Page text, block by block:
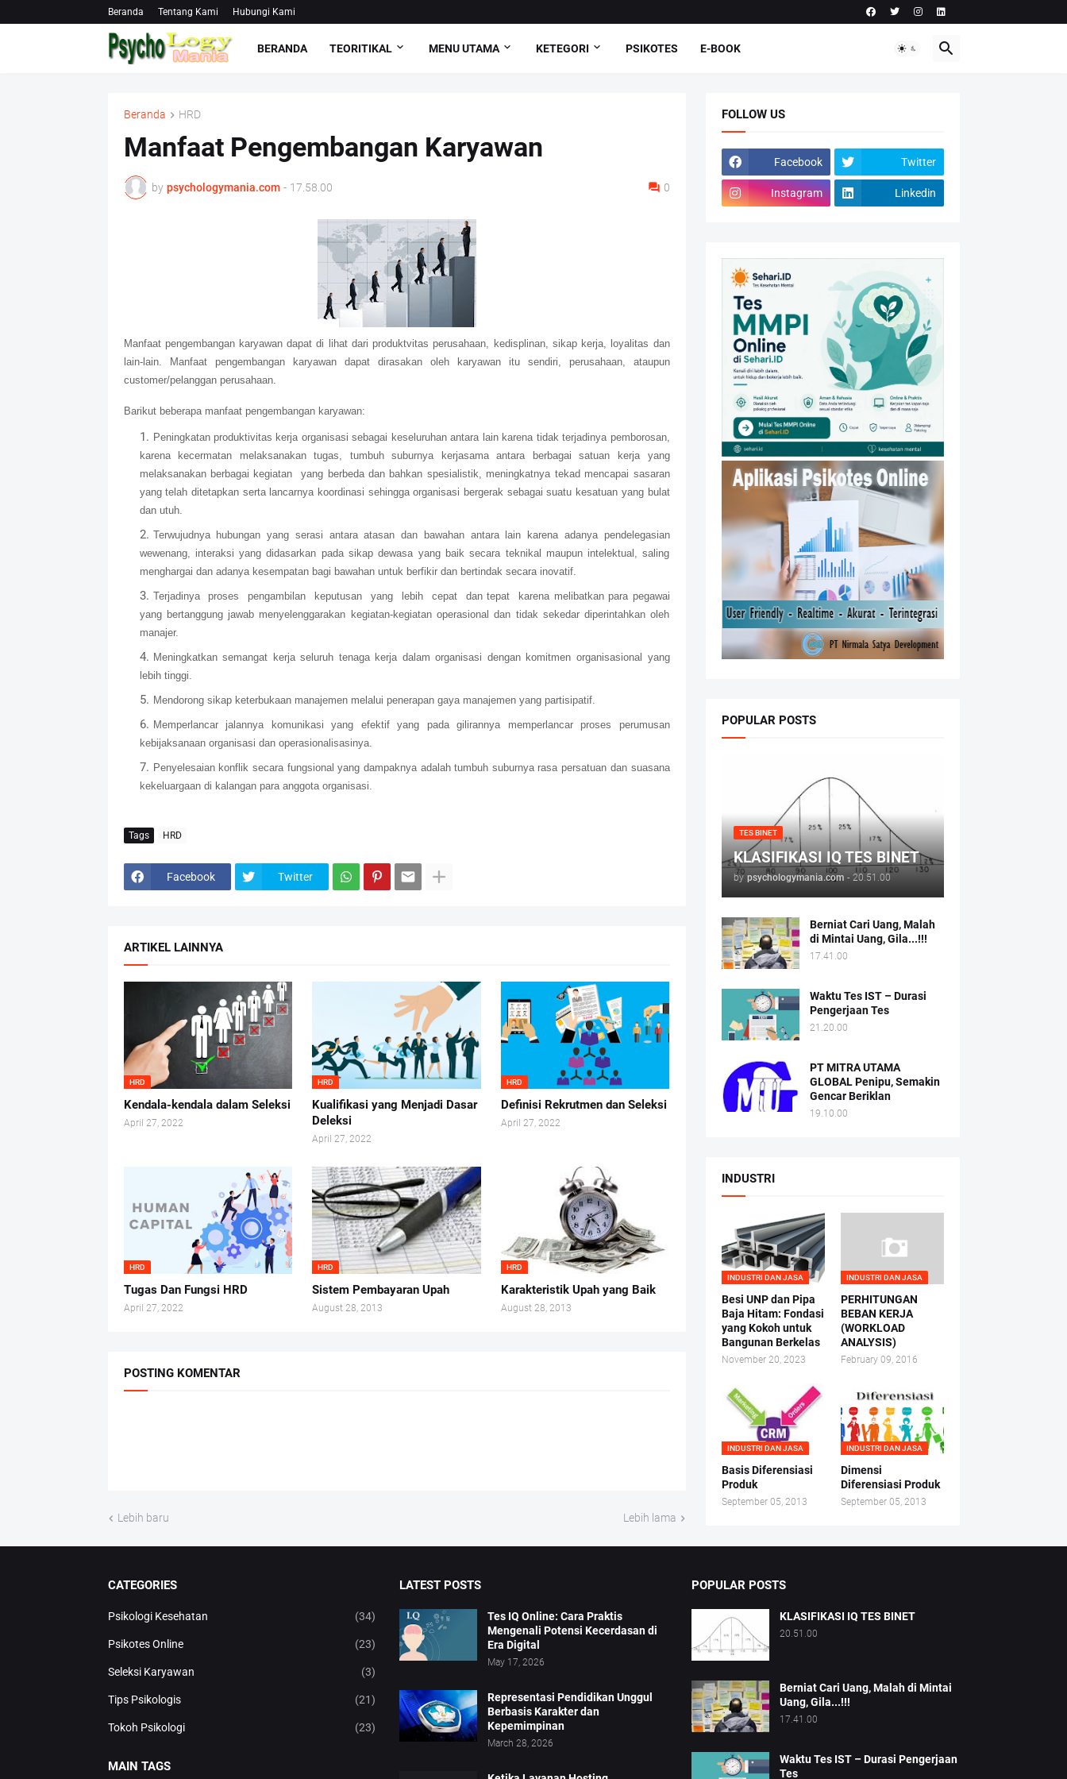
Beranda Tentang Kami Hubungi Kami
BERANDA TEORITIKAL MENU UTAMA KETEGORI PSIKOTES E-BOOK
Beranda HRD
Manfaat Pengembangan Karyawan
by psychologymania.com - 17.58.00 0
Manfaat pengembangan karyawan dapat di lihat dari produktvitas perusahaan, kedisplinan, sikap kerja, loyalitas dan
lain-lain. Manfaat pengembangan karyawan dapat dirasakan oleh karyawan itu sendiri, perusahaan, ataupun
customer/pelanggan perusahaan.
Barikut beberapa manfaat pengembangan karyawan:
Peningkatan produktivitas kerja organisasi sebagai keseluruhan antara lain karena tidak terjadinya pemborosan,
karena kecermatan melaksanakan tugas, tumbuh suburnya kerjasama antara berbagai satuan kerja yang
melaksanakan berbagai kegiatan
yang berbeda dan bahkan spesialistik, meningkatnya tekad mencapai sasaran
yang telah ditetapkan serta lancarnya koordinasi sehingga organisasi bergerak sebagai suatu kesatuan yang bulat
dan utuh.
Terwujudnya hubungan yang serasi antara atasan dan bawahan antara lain karena adanya pendelegasian
wewenang, interaksi yang didasarkan pada sikap dewasa yang baik secara teknikal maupun intelektual, saling
menghargai dan adanya kesempatan bagi bawahan untuk berfikir dan bertindak secara inovatif.
Terjadinya proses pengambilan keputusan yang lebih cepat dan tepat
karena melibatkan para pegawai
yang bertanggung jawab menyelenggarakan kegiatan-kegiatan operasional dan tidak sekedar diperintahkan oleh
manajer.
Meningkatkan semangat kerja seluruh tenaga kerja dalam organisasi dengan komitmen organisasional yang
lebih tinggi.
Mendorong sikap keterbukaan manajemen melalui penerapan gaya manajemen yang partisipatif.
Memperlancar jalannya komunikasi yang efektif yang pada gilirannya memperlancar proses perumusan
kebijaksanaan organisasi dan operasionalisasinya.
Penyelesaian konflik secara fungsional yang dampaknya adalah tumbuh suburnya rasa persatuan dan suasana
kekeluargaan di kalangan para anggota organisasi.
Tags HRD
Facebook Twitter
ARTIKEL LAINNYA
HRD
Kendala-kendala dalam Seleksi
April 27, 2022
HRD
Kualifikasi yang Menjadi Dasar
Deleksi
April 27, 2022
HRD
Definisi Rekrutmen dan Seleksi
April 27, 2022
HRD
Tugas Dan Fungsi HRD
April 27, 2022
HRD
Sistem Pembayaran Upah
August 28, 2013
HRD
Karakteristik Upah yang Baik
August 28, 2013
POSTING KOMENTAR
Lebih baru Lebih lama
FOLLOW US
Facebook Twitter
Instagram Linkedin
POPULAR POSTS
TES BINET
KLASIFIKASI IQ TES BINET
by psychologymania.com - 20.51.00
Berniat Cari Uang, Malah
di Mintai Uang, Gila...!!!
17.41.00
Waktu Tes IST – Durasi
Pengerjaan Tes
21.20.00
PT MITRA UTAMA
GLOBAL Penipu, Semakin
Gencar Beriklan
19.10.00
INDUSTRI
INDUSTRI DAN JASA
Besi UNP dan Pipa
Baja Hitam: Fondasi
yang Kokoh untuk
Bangunan Berkelas
November 20, 2023
INDUSTRI DAN JASA
PERHITUNGAN
BEBAN KERJA
(WORKLOAD
ANALYSIS)
February 09, 2016
INDUSTRI DAN JASA
Basis Diferensiasi
Produk
September 05, 2013
INDUSTRI DAN JASA
Dimensi
Diferensiasi Produk
September 05, 2013
CATEGORIES
Psikologi Kesehatan (34)
Psikotes Online (23)
Seleksi Karyawan (3)
Tips Psikologis (21)
Tokoh Psikologi (23)
MAIN TAGS
LATEST POSTS
Tes IQ Online: Cara Praktis
Mengenali Potensi Kecerdasan di
Era Digital
May 17, 2026
Representasi Pendidikan Unggul
Berbasis Karakter dan
Kepemimpinan
March 28, 2026
POPULAR POSTS
KLASIFIKASI IQ TES BINET
20.51.00
Berniat Cari Uang, Malah di Mintai
Uang, Gila...!!!
17.41.00
Waktu Tes IST – Durasi Pengerjaan
Tes